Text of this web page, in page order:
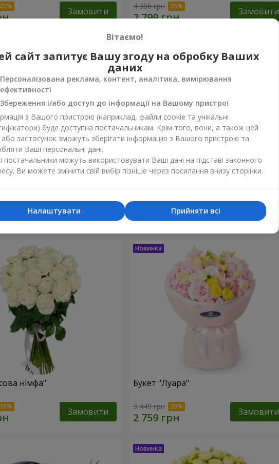
Замовити 4 306 грн Замовити
мого життя"
Замовити Замовити
німфа"
Замовити
Букет "Луара"
3 449 грн Замовити
Вітаємо!
сайт запитує Вашу згоду на обробку Ваших
даних
Персоналізована реклама, контент, аналітика, вимірювання
ефективності
Збереження і/або доступ до інформації на Вашому пристрої
з Вашого пристрою (наприклад, файли cookie та унікальні
буде доступна постачальникам. Крім того, вони, а також цей
або застосунок зможуть зберігати інформацію з Вашого пристрою та
Ваші персональні дані.
постачальники можуть використовувати Ваші дані на підставі законного
Ви можете змінити свій вибір пізніше через посилання внизу сторінки.
Прийняти всі
Налаштувати